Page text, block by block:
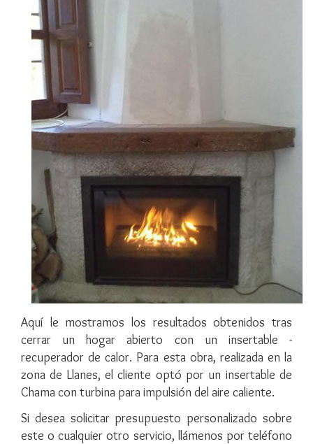
Aquí le mostramos los resultados obtenidos tras
cerrar un hogar abierto con un insertable -
recuperador de calor. Para esta obra, realizada en la
zona de Llanes, el cliente optó por un insertable de
Chama con turbina para impulsión del aire caliente.
Si desea solicitar presupuesto personalizado sobre
este o cualquier otro servicio, llámenos por teléfono